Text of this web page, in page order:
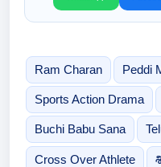
Ram Charan Peddi
Sports Action Drama
Buchi Babu Sana
Cross Over Athlete